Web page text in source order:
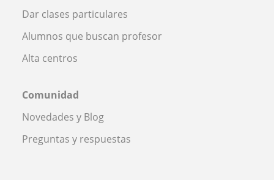
Dar clases particulares
Alumnos que buscan profesor
Alta centros
Comunidad
Novedades y Blog
Preguntas y respuestas